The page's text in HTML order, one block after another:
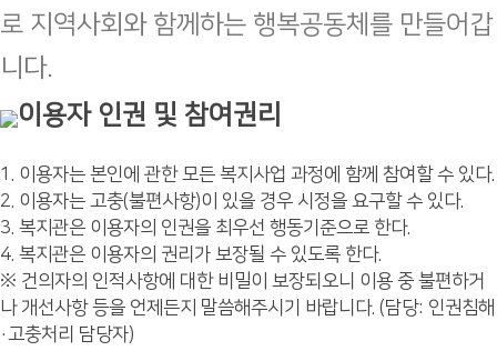
로 지역사회와 함께하는 행복공동체를 만들어갑
니다.
이용자 인권 및 참여권리
1. 이용자는 본인에 관한 모든 복지사업 과정에 함께 참여할 수 있다.
2. 이용자는 고충(불편사항)이 있을 경우 시정을 요구할 수 있다.
3. 복지관은 이용자의 인권을 최우선 행동기준으로 한다.
4. 복지관은 이용자의 권리가 보장될 수 있도록 한다.
※ 건의자의 인적사항에 대한 비밀이 보장되오니 이용 중 불편하거
나 개선사항 등을 언제든지 말씀해주시기 바랍니다. (담당: 인권침해
·고충처리 담당자)